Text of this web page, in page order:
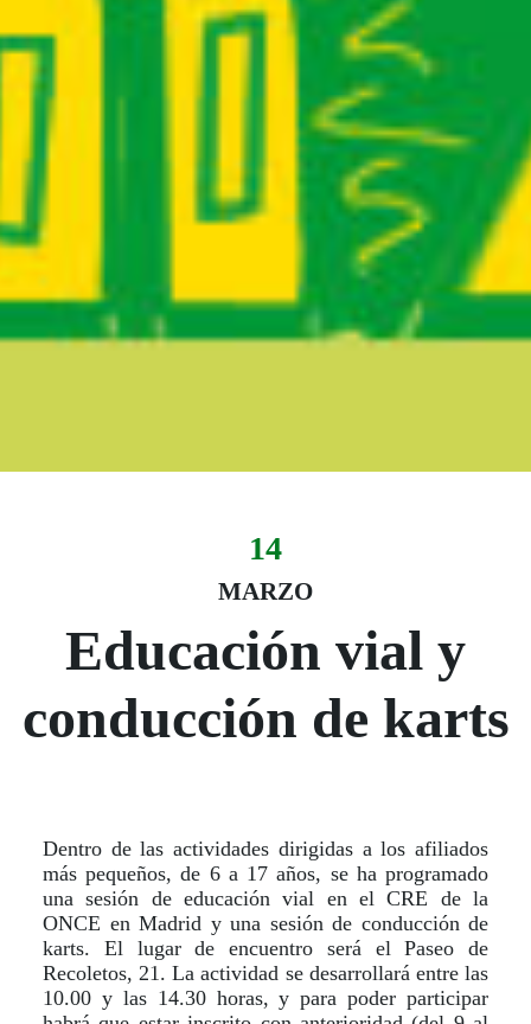
Fecha del evento
14
MARZO
14 marzo
Educación vial y
conducción de karts
Dentro de las actividades dirigidas a los afiliados
más pequeños, de 6 a 17 años, se ha programado
una sesión de educación vial en el CRE de la
ONCE en Madrid y una sesión de conducción de
karts. El lugar de encuentro será el Paseo de
Recoletos, 21. La actividad se desarrollará entre las
10.00 y las 14.30 horas, y para poder participar